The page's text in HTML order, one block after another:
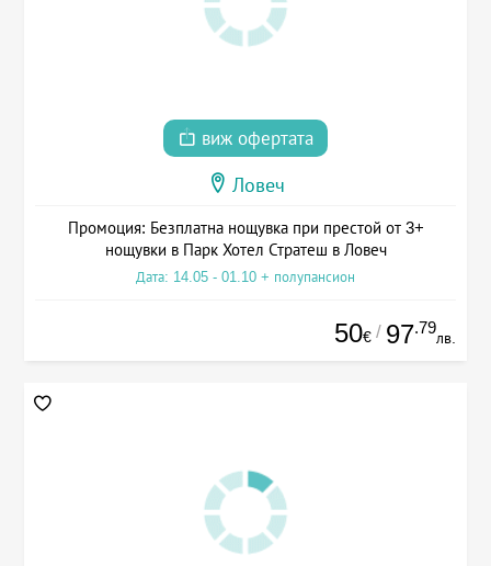
виж офертата
Ловеч
Промоция: Безплатна нощувка при престой от 3+
нощувки в Парк Хотел Стратеш в Ловеч
Дата: 14.05 - 01.10 + полупансион
50€ / 97.79
лв.